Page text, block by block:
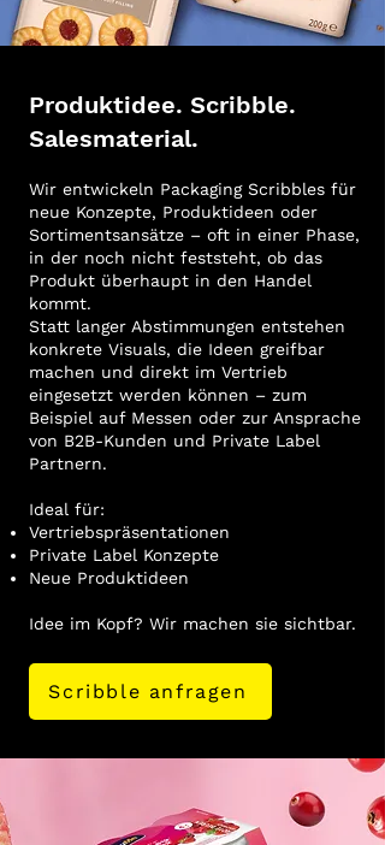
Produktidee. Scribble.
Salesmaterial.
Wir entwickeln Packaging Scribbles für
neue Konzepte, Produktideen oder
Sortimentsansätze – oft in einer Phase,
in der noch nicht feststeht, ob das
Produkt überhaupt in den Handel
kommt.
Statt langer Abstimmungen entstehen
konkrete Visuals, die Ideen greifbar
machen und direkt im Vertrieb
eingesetzt werden können – zum
Beispiel auf Messen oder zur Ansprache
von B2B-Kunden und Private Label
Partnern.​
Ideal für:
​Vertriebspräsentationen
Private Label Konzepte
Neue Produktideen
Idee im Kopf? Wir machen sie sichtbar.
Scribble anfragen